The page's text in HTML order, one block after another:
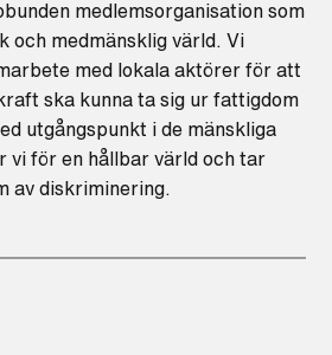
medlemsorganisation som
och medmänsklig värld. Vi
med lokala aktörer för att
ska kunna ta sig ur fattigdom
utgångspunkt i de mänskliga
vi för en hållbar värld och tar
av diskriminering.